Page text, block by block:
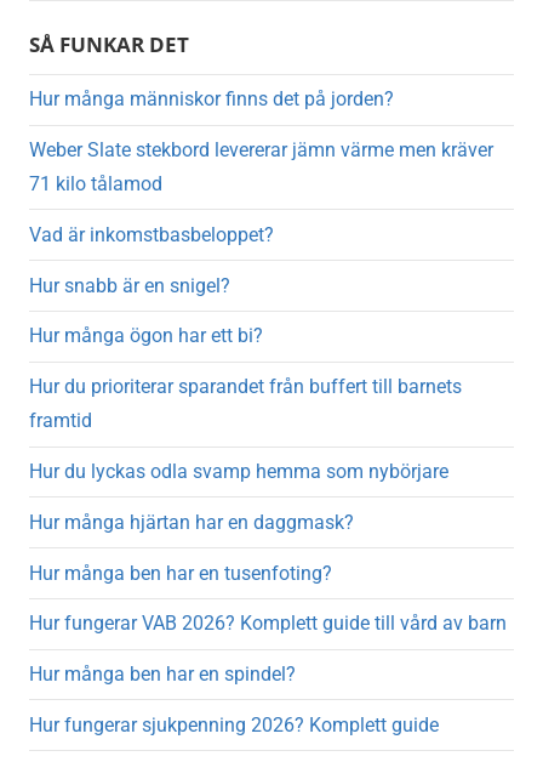
SÅ FUNKAR DET
Hur många människor finns det på jorden?
Weber Slate stekbord levererar jämn värme men kräver
71 kilo tålamod
Vad är inkomstbasbeloppet?
Hur snabb är en snigel?
Hur många ögon har ett bi?
Hur du prioriterar sparandet från buffert till barnets
framtid
Hur du lyckas odla svamp hemma som nybörjare
Hur många hjärtan har en daggmask?
Hur många ben har en tusenfoting?
Hur fungerar VAB 2026? Komplett guide till vård av barn
Hur många ben har en spindel?
Hur fungerar sjukpenning 2026? Komplett guide